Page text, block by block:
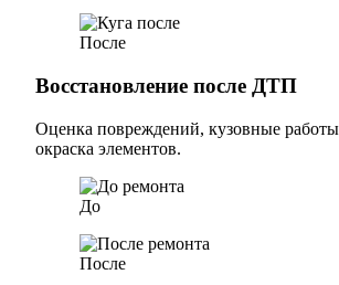
После
Восстановление после ДТП
Оценка повреждений, кузовные
окраска элементов.
До
После